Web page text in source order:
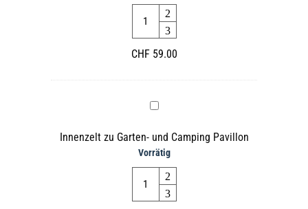
Quantity
CHF59.00
Innenzelt
Garten-
und
Camping
Pavillon
Innenzelt zu Garten- und Camping Pavillon
Vorrätig
Quantity